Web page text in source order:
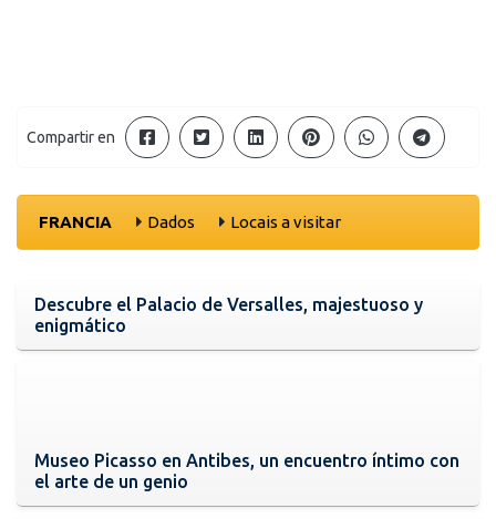
Compartir en
FRANCIA Dados Locais a visitar
Descubre el Palacio de Versalles, majestuoso y
enigmático
Museo Picasso en Antibes, un encuentro íntimo con
el arte de un genio